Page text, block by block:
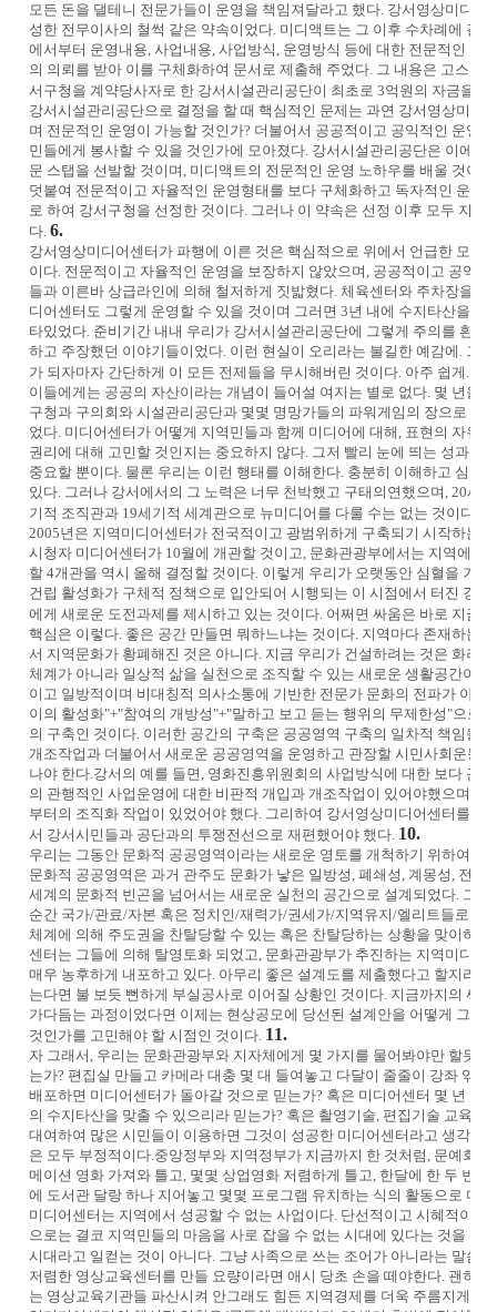
모든 돈을 댈테니 전문가들이 운영을 책임져달라고 했다. 강서영상미디어
성한 전무이사의 철썩 같은 약속이었다. 미디액트는 그 이후 수차례에 걸
에서부터 운영내용, 사업내용, 사업방식, 운영방식 등에 대한 전문적인 조
의 의뢰를 받아 이를 구체화하여 문서로 제출해 주었다. 그 내용은 고스란
서구청을 계약당사자로 한 강서시설관리공단이 최초로 3억원의 자금을 받
강서시설관리공단으로 결정을 할 때 핵심적인 문제는 과연 강서영상미디
며 전문적인 운영이 가능할 것인가? 더불어서 공공적이고 공익적인 운영
민들에게 봉사할 수 있을 것인가에 모아졌다. 강서시설관리공단은 이에
문 스탭을 선발할 것이며, 미디액트의 전문적인 운영 노하우를 배울 것이
덧붙여 전문적이고 자율적인 운영형태를 보다 구체화하고 독자적인 운영
로 하여 강서구청을 선정한 것이다. 그러나 이 약속은 선정 이후 모두 지켜
다. 6.
강서영상미디어센터가 파행에 이른 것은 핵심적으로 위에서 언급한 모든
이다. 전문적이고 자율적인 운영을 보장하지 않았으며, 공공적이고 공익
들과 이른바 상급라인에 의해 철저하게 짓밟혔다. 체육센터와 주차장을
디어센터도 그렇게 운영할 수 있을 것이며 그러면 3년 내에 수지타산을 맞
타있었다. 준비기간 내내 우리가 강서시설관리공단에 그렇게 주의를 환기
하고 주장했던 이야기들이었다. 이런 현실이 오리라는 불길한 예감에. 그
가 되자마자 간단하게 이 모든 전제들을 무시해버린 것이다. 아주 쉽게. 무
이들에게는 공공의 자산이라는 개념이 들어설 여지는 별로 없다. 몇 년을
구청과 구의회와 시설관리공단과 몇몇 명망가들의 파워게임의 장으로 변
었다. 미디어센터가 어떻게 지역민들과 함께 미디어에 대해, 표현의 자유
권리에 대해 고민할 것인지는 중요하지 않다. 그저 빨리 눈에 띄는 성과를
중요할 뿐이다. 물론 우리는 이런 행태를 이해한다. 충분히 이해하고 심지
있다. 그러나 강서에서의 그 노력은 너무 천박했고 구태의연했으며, 20세
기적 조직관과 19세기적 세계관으로 뉴미디어를 다룰 수는 없는 것이다.
2005년은 지역미디어센터가 전국적이고 광범위하게 구축되기 시작하는
시청자 미디어센터가 10월에 개관할 것이고, 문화관광부에서는 지역에 2
할 4개관을 역시 올해 결정할 것이다. 이렇게 우리가 오랫동안 심혈을 기
건립 활성화가 구체적 정책으로 입안되어 시행되는 이 시점에서 터진 강
에게 새로운 도전과제를 제시하고 있는 것이다. 어쩌면 싸움은 바로 지금
핵심은 이렇다. 좋은 공간 만들면 뭐하느냐는 것이다. 지역마다 존재하는
서 지역문화가 황폐해진 것은 아니다. 지금 우리가 건설하려는 것은 화려
체계가 아니라 일상적 삶을 실천으로 조직할 수 있는 새로운 생활공간이
이고 일방적이며 비대칭적 의사소통에 기반한 전문가 문화의 전파가 아니
이의 활성화"+"참여의 개방성"+"말하고 보고 듣는 행위의 무제한성"으로
의 구축인 것이다. 이러한 공간의 구축은 공공영역 구축의 일차적 책임을
개조작업과 더불어서 새로운 공공영역을 운영하고 관장할 시민사회운동
나야 한다.강서의 예를 들면, 영화진흥위원회의 사업방식에 대한 보다 근
의 관행적인 사업운영에 대한 비판적 개입과 개조작업이 있어야했으며,
부터의 조직화 작업이 있었어야 했다. 그리하여 강서영상미디어센터를 공
서 강서시민들과 공단과의 투쟁전선으로 재편했어야 했다. 10.
우리는 그동안 문화적 공공영역이라는 새로운 영토를 개척하기 위하여 많
문화적 공공영역은 과거 관주도 문화가 낳은 일방성, 폐쇄성, 계몽성, 전문
세계의 문화적 빈곤을 넘어서는 새로운 실천의 공간으로 설계되었다. 그
순간 국가/관료/자본 혹은 정치인/재력가/권세가/지역유지/엘리트들로 대
체계에 의해 주도권을 찬탈당할 수 있는 혹은 찬탈당하는 상황을 맞이하
센터는 그들에 의해 탈영토화 되었고, 문화관광부가 추진하는 지역미디어
매우 농후하게 내포하고 있다. 아무리 좋은 설계도를 제출했다고 할지라
는다면 불 보듯 뻔하게 부실공사로 이어질 상황인 것이다. 지금까지의 싸
가다듬는 과정이었다면 이제는 현상공모에 당선된 설계안을 어떻게 그 설
것인가를 고민해야 할 시점인 것이다. 11.
자 그래서, 우리는 문화관광부와 지자체에게 몇 가지를 물어봐야만 할듯하
는가? 편집실 만들고 카메라 대충 몇 대 들여놓고 다달이 줄줄이 강좌 엮
배포하면 미디어센터가 돌아갈 것으로 믿는가? 혹은 미디어센터 몇 년 운
의 수지타산을 맞출 수 있으리라 믿는가? 혹은 촬영기술, 편집기술 교육하
대여하여 많은 시민들이 이용하면 그것이 성공한 미디어센터라고 생각하
은 모두 부정적이다.중앙정부와 지역정부가 지금까지 한 것처럼, 문예회
메이션 영화 가져와 틀고, 몇몇 상업영화 저렴하게 틀고, 한달에 한 두 번
에 도서관 달랑 하나 지어놓고 몇몇 프로그램 유치하는 식의 활동으로 미
미디어센터는 지역에서 성공할 수 없는 사업이다. 단선적이고 시혜적이며
으로는 결코 지역민들의 마음을 사로 잡을 수 없는 시대에 있다는 것을 명
시대라고 일컫는 것이 아니다. 그냥 사족으로 쓰는 조어가 아니라는 말씀
저렴한 영상교육센터를 만들 요량이라면 애시 당초 손을 떼야한다. 괜히
는 영상교육기관들 파산시켜 안그래도 힘든 지역경제를 더욱 주름지게 하